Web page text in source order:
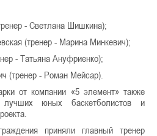
- Светлана Шишкина);
(тренер - Марина Минкевич);
- Татьяна Ануфриенко);
(тренер - Роман Мейсар).
от компании «5 элемент» также
лучших юных баскетболистов и
приняли главный тренер